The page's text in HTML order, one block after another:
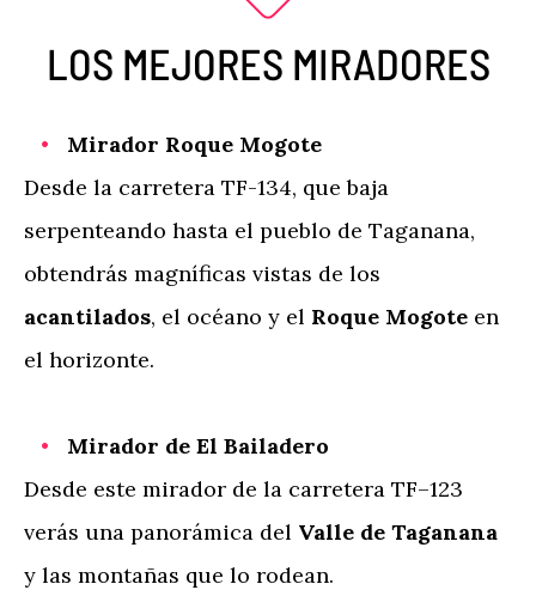
LOS MEJORES MIRADORES
Mirador Roque Mogote
Desde la carretera TF-134, que baja
serpenteando hasta el pueblo de Taganana,
obtendrás magníficas vistas de los
acantilados, el océano y el Roque Mogote en
el horizonte.
Mirador de El Bailadero
Desde este mirador de la carretera TF–123
verás una panorámica del Valle de Taganana
y las montañas que lo rodean.